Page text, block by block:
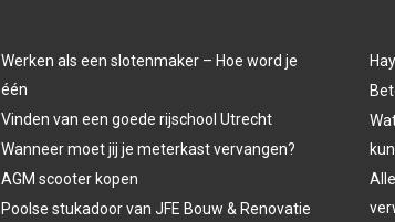
Werken als een slotenmaker – Hoe word je
één
Vinden van een goede rijschool Utrecht
Wanneer moet jij je meterkast vervangen?
AGM scooter kopen
Poolse stukadoor van JFE Bouw & Renovatie